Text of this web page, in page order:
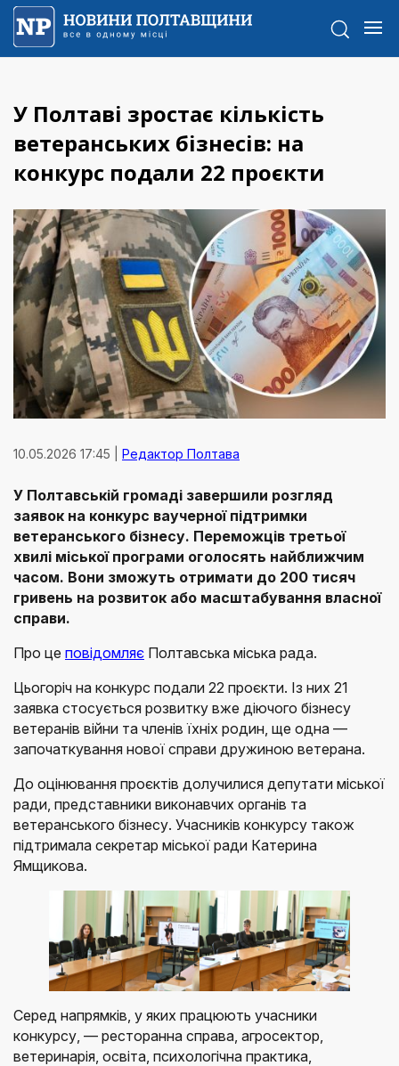
У Полтаві зростає кількість
ветеранських бізнесів: на
конкурс подали 22 проєкти
10.05.2026 17:45 | Редактор Полтава
У Полтавській громаді завершили розгляд
заявок на конкурс ваучерної підтримки
ветеранського бізнесу. Переможців третьої
хвилі міської програми оголосять найближчим
часом. Вони зможуть отримати до 200 тисяч
гривень на розвиток або масштабування власної
справи.
Про це повідомляє Полтавська міська рада.
Цьогоріч на конкурс подали 22 проєкти. Із них 21
заявка стосується розвитку вже діючого бізнесу
ветеранів війни та членів їхніх родин, ще одна —
започаткування нової справи дружиною ветерана.
До оцінювання проєктів долучилися депутати міської
ради, представники виконавчих органів та
ветеранського бізнесу. Учасників конкурсу також
підтримала секретар міської ради Катерина
Ямщикова.
Серед напрямків, у яких працюють учасники
конкурсу, — ресторанна справа, агросектор,
ветеринарія, освіта, психологічна практика,